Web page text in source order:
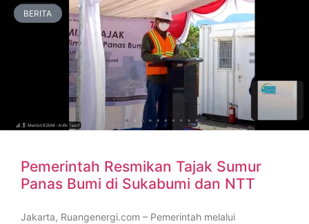
BERITA
Pemerintah Resmikan Tajak Sumur
Panas Bumi di Sukabumi dan NTT
Jakarta, Ruangenergi.com – Pemerintah melalui